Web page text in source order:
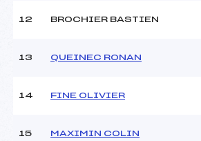
12 BROCHIER BASTIEN
13 QUEINEC RONAN
14 FINE OLIVIER
15 MAXIMIN COLIN